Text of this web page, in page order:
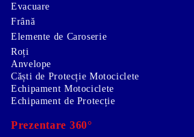
Evacuare
Frână
Elemente de Caroserie
Roți
Anvelope
Căști de Protecție Motociclete
Echipament Motociclete
Echipament de Protecție
Prezentare 360°